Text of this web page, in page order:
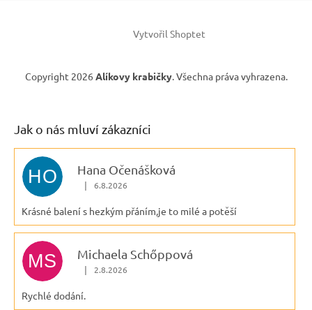
Vytvořil Shoptet
Copyright 2026 Alíkovy krabičky. Všechna práva vyhrazena.
Jak o nás mluví zákazníci
HO Hana Očenášková
Hodnocení obchodu je 5 z 5 hvězdiček.
| 6.8.2026
Krásné balení s hezkým přáním,je to milé a potěší
MS Michaela Schőppová
Hodnocení obchodu je 5 z 5 hvězdiček.
| 2.8.2026
Rychlé dodání.